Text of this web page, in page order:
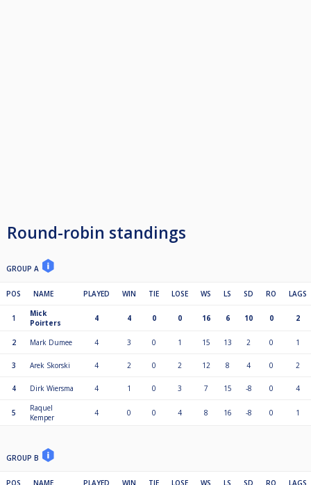
⸻
• Kosten: €10,- per deelnemer
rechtstreeks bij de
Let op:
De organisatie bepaalt op basis van spelverleden en eerdere deelname of
Het toernooi is echt bedoeld voor recreanten en 3e klasse spelers.
⸻
🎱 Toernooiformat
• Speltype: 9-ball
• Spelers die zich niet voor 11:55 hebben gemeld, worden automatisch
Round-robin standings
GROUP A
POS NAME PLAYED WIN TIE LOSE WS LS SD RO LAGS
1
Mick
Poirters
4 4 0 0 16 6 10 0 2
2 Mark Dumee 4 3 0 1 15 13 2 0 1
3 Arek Skorski 4 2 0 2 12 8 4 0 2
4 Dirk Wiersma 4 1 0 3 7 15 -8 0 4
5
Raquel
Kemper
4 0 0 4 8 16 -8 0 1
GROUP B